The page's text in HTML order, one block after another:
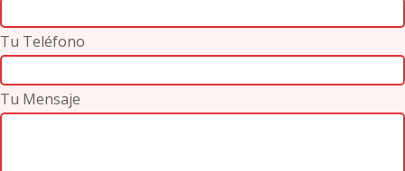
Tu Teléfono
Tu Mensaje